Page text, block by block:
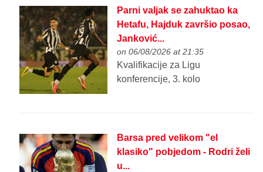
Parni valjak se zahuktao ka
Hetafu, Hajduk završio posao,
Janković...
on 06/08/2026 at 21:35
Kvalifikacije za Ligu
konferencije, 3. kolo
Barsa pred velikom "el
klasiko" pobjedom - Rodri želi
u...